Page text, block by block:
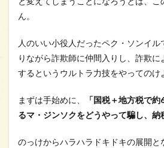
ん。
人のいい小役人だったペク・ソンイ
りながら詐欺師に仲間入りし、詐欺
するというウルトラ力技をやってのけ
まずは手始めに、
「国税＋地方税で
るマ・ジンソクをどうやって騙し、納
のっけからハラハラドキドキの展開と